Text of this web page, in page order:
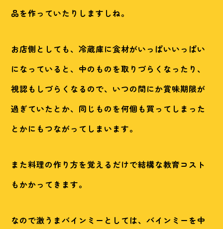
品を作っていたりしますしね。
お店側としても、冷蔵庫に食材がいっぱいいっぱい
になっていると、中のものを取りづらくなったり、
視認もしづらくなるので、いつの間にか賞味期限が
過ぎていたとか、同じものを何個も買ってしまった
とかにもつながってしまいます。
また料理の作り方を覚えるだけで結構な教育コスト
もかかってきます。
なので激うまバインミーとしては、バインミーを中